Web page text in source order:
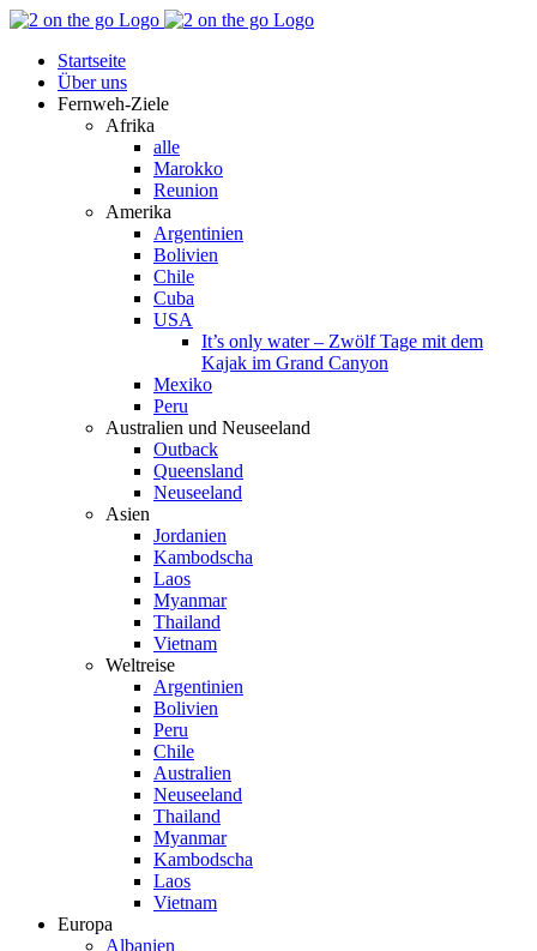
Zum
springen
Facebook
YouTube
Instagram
Pinterest
Rss
Startseite
Über uns
Fernweh-Ziele
Afrika
alle
Marokko
Reunion
Amerika
Argentinien
Bolivien
Chile
Cuba
USA
It’s only water – Zwölf Tage mit dem
Kajak im Grand Canyon
Mexiko
Peru
Australien und Neuseeland
Outback
Queensland
Neuseeland
Asien
Jordanien
Kambodscha
Laos
Myanmar
Thailand
Vietnam
Weltreise
Argentinien
Bolivien
Peru
Chile
Australien
Neuseeland
Thailand
Myanmar
Kambodscha
Laos
Vietnam
Europa
Albanien